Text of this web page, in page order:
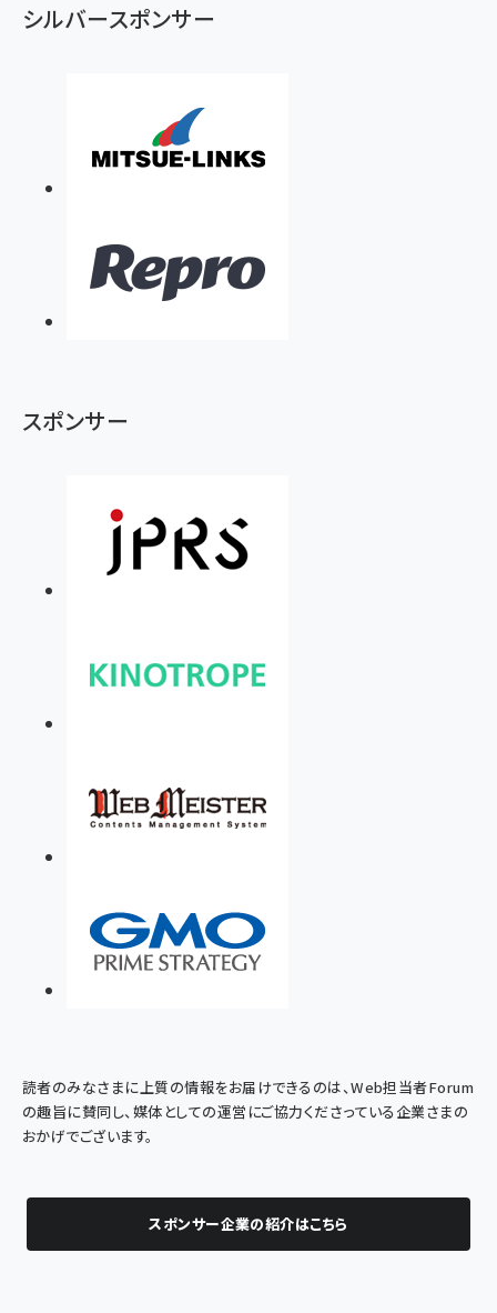
シルバースポンサー
スポンサー
読者のみなさまに上質の情報をお届けできるのは、Web担当者Forum
の趣旨に賛同し、媒体としての運営にご協力くださっている企業さまの
おかげでございます。
スポンサー企業の紹介はこちら